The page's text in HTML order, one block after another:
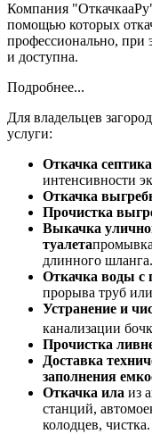
Компания "ОткачкааРу"
помощью которых
профессионально, при
и доступна.
Подробнее...
Для владельцев
услуги:
Откачка септика
интенсивности
Откачка
Прочистка
Выкачка
туалета
длинного шланга.
Откачка воды с
прорыва труб
Устранение и
канализации
Прочистка
Доставка
заполнения
Откачка ила из
станций,
колодцев, чистка.